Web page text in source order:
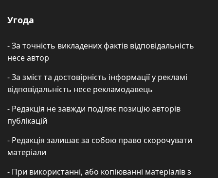
Угода
- За точність викладених фактів відповідальність
несе автор
- За зміст та достовірність інформації у рекламі
відповідальність несе рекламодавець
- Редакція не завжди поділяє позицію авторів
публікацій
- Редакція залишає за собою право скорочувати
матеріали
- При використанні, або копіюванні матеріалів з